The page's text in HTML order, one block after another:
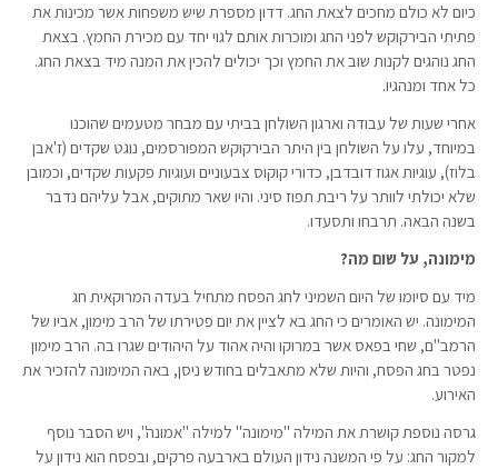
כיום לא כולם מחכים לצאת החג. דדון מספרת שיש משפחות אשר מכינות את
פתיתי הבירקוקש לפני החג ומוכרות אותם לגוי יחד עם מכירת החמץ. בצאת
החג נוהגים לקנות שוב את החמץ וכך יכולים להכין את המנה מיד בצאת החג.
כל אחד ומנהגיו.
אחרי שעות של עבודה וארגון השולחן בביתי עם מבחר מטעמים שהוכנו
במיוחד, עלו על השולחן בין היתר הבירקוקש המפורסמים, נוגט שקדים (ז'אבן
בלוז), עוגיות אגוז דובדבן, כדורי קוקוס צבעוניים ועוגיות פקעות שקדים, וכמובן
שלא יכולתי לוותר על ריבת תפוז סיני. והיו שאר מתוקים, אבל עליהם נדבר
בשנה הבאה. תרבחו ותסעדו.
מימונה, על שום מה?
מיד עם סיומו של היום השמיני לחג הפסח מתחיל בעדה המרוקאית חג
המימונה. יש האומרים כי החג בא לציין את יום פטירתו של הרב מימון, אביו של
הרמב"ם, שחי בפאס אשר במרוקו והיה אהוד על היהודים שגרו בה. הרב מימון
נפטר בחג הפסח, והיות שלא מתאבלים בחודש ניסן, באה המימונה להזכיר את
האירוע.
גרסה נוספת קושרת את המילה "מימונה" למילה "אמונה", ויש הסבר נוסף
למקור החג: על פי המשנה נידון העולם בארבעה פרקים, ובפסח הוא נידון על